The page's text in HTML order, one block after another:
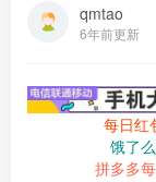
qmtao
6年前更新
每日红
饿了
拼多多